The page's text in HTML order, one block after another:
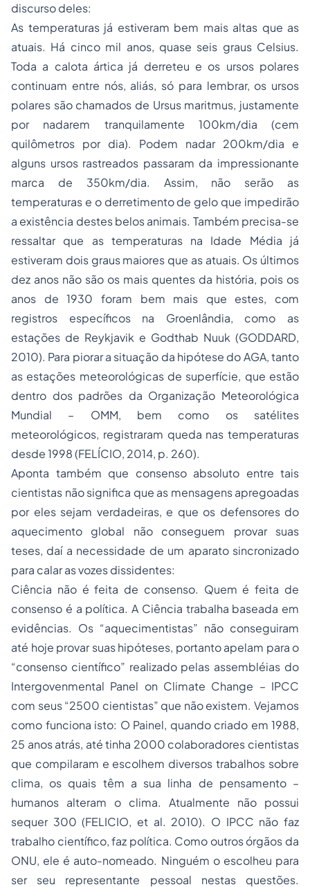
discurso deles:
As temperaturas já estiveram bem mais altas que as
atuais. Há cinco mil anos, quase seis graus Celsius.
Toda a calota ártica já derreteu e os ursos polares
continuam entre nós, aliás, só para lembrar, os ursos
polares são chamados de Ursus maritmus, justamente
por nadarem tranquilamente 100km/dia (cem
quilômetros por dia). Podem nadar 200km/dia e
alguns ursos rastreados passaram da impressionante
marca de 350km/dia. Assim, não serão as
temperaturas e o derretimento de gelo que impedirão
a existência destes belos animais. Também precisa-se
ressaltar que as temperaturas na Idade Média já
estiveram dois graus maiores que as atuais. Os últimos
dez anos não são os mais quentes da história, pois os
anos de 1930 foram bem mais que estes, com
registros específicos na Groenlândia, como as
estações de Reykjavik e Godthab Nuuk (GODDARD,
2010). Para piorar a situação da hipótese do AGA, tanto
as estações meteorológicas de superfície, que estão
dentro dos padrões da Organização Meteorológica
Mundial – OMM, bem como os satélites
meteorológicos, registraram queda nas temperaturas
desde 1998 (FELÍCIO, 2014, p. 260).
Aponta também que consenso absoluto entre tais
cientistas não significa que as mensagens apregoadas
por eles sejam verdadeiras, e que os defensores do
aquecimento global não conseguem provar suas
teses, daí a necessidade de um aparato sincronizado
para calar as vozes dissidentes:
Ciência não é feita de consenso. Quem é feita de
consenso é a política. A Ciência trabalha baseada em
evidências. Os “aquecimentistas” não conseguiram
até hoje provar suas hipóteses, portanto apelam para o
“consenso científico” realizado pelas assembléias do
Intergovenmental Panel on Climate Change – IPCC
com seus “2500 cientistas” que não existem. Vejamos
como funciona isto: O Painel, quando criado em 1988,
25 anos atrás, até tinha 2000 colaboradores cientistas
que compilaram e escolhem diversos trabalhos sobre
clima, os quais têm a sua linha de pensamento –
humanos alteram o clima. Atualmente não possui
sequer 300 (FELICIO, et al. 2010). O IPCC não faz
trabalho científico, faz política. Como outros órgãos da
ONU, ele é auto-nomeado. Ninguém o escolheu para
ser seu representante pessoal nestas questões.